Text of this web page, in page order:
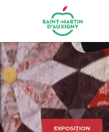
EXPOSITION